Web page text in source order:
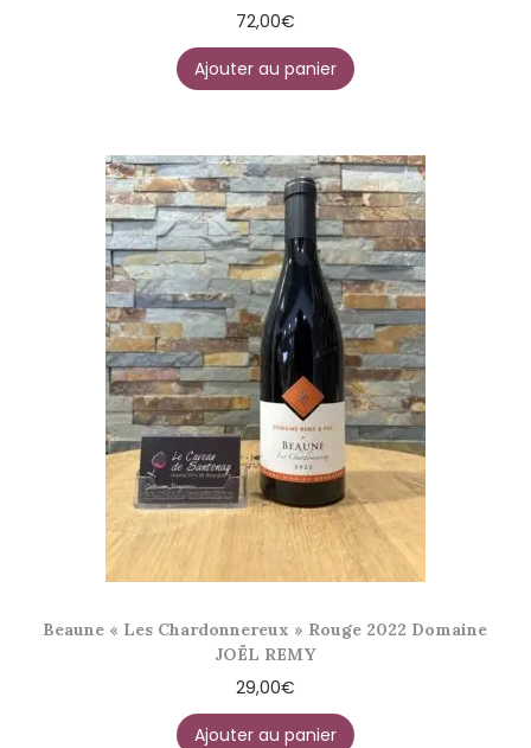
72,00€
Ajouter au panier
Beaune « Les Chardonnereux » Rouge 2022 Domaine
JOËL REMY
29,00€
Ajouter au panier